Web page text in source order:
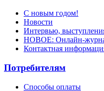
С новым годом!
Новости
Интервью,
НОВОЕ: Онлайн-
Контактная
Потребителям
Способы оплаты